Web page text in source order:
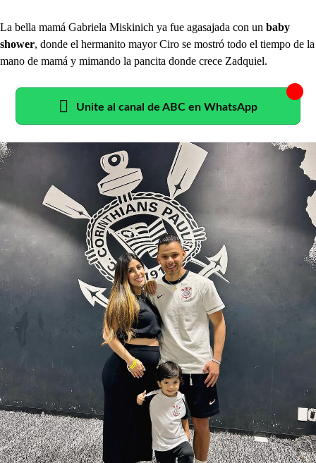
La bella mamá Gabriela Miskinich ya fue agasajada con un baby
shower, donde el hermanito mayor Ciro se mostró todo el tiempo de la
mano de mamá y mimando la pancita donde crece Zadquiel.
Unite al canal de ABC en WhatsApp